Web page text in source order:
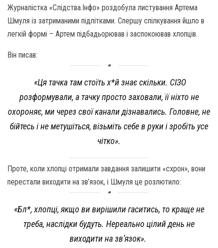
Журналістка «Слідства.Інфо» роздобула листування Артема
Шмуля із затриманими підлітками. Спершу спілкування йшло в
легкій формі – Артем підбадьорював і заспокоював хлопців.
Він писав:
«Ця тачка там стоїть х*й знає скільки. СІЗО
розформували, а тачку просто заховали, її ніхто не
охороняє, ми через свої канали дізнавались. Головне, не
бійтесь і не метушіться, візьміть себе в руки і зробіть усе
чітко».
Проте, коли хлопці отримали завдання залишити «схрон», вони
перестали виходити на зв’язок, і Шмуля це розлютило:
«Бл*, хлопці, якщо ви вирішили гаситись, то краще не
треба, наслідки будуть. Нереально цілий день не
виходити на зв’язок».